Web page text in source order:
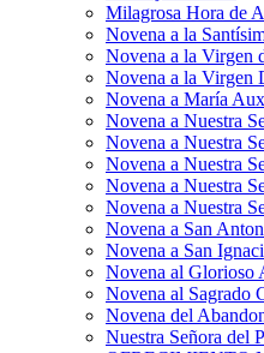
Milagrosa Hora de
Novena a la
Novena a la Virgen
Novena a la Virgen
Novena a María
Novena a Nuestra
Novena a Nuestra
Novena a Nuestra
Novena a Nuestra
Novena a Nuestra
Novena a San
Novena a San
Novena al Glorioso
Novena al Sagrado
Novena del
Nuestra Señora del